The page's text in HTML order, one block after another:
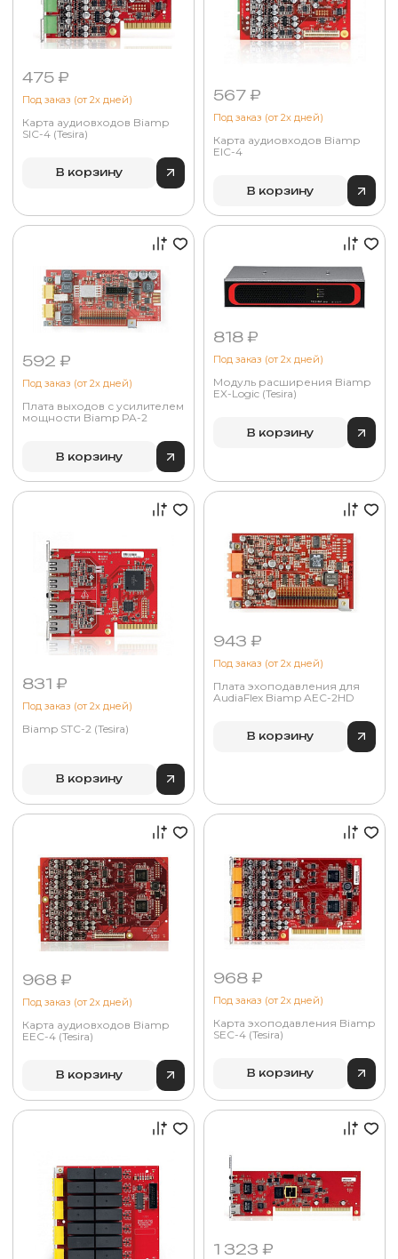
475 ₽
Под заказ (от 2х дней)
Карта аудиовходов Biamp
SIC-4 (Tesira)
В корзину
567 ₽
Под заказ (от 2х дней)
Карта аудиовходов Biamp
EIC-4
В корзину
592 ₽
Под заказ (от 2х дней)
Плата выходов с усилителем
мощности Biamp PA-2
В корзину
818 ₽
Под заказ (от 2х дней)
Модуль расширения Biamp
EX-Logic (Tesira)
В корзину
831 ₽
Под заказ (от 2х дней)
Biamp STC-2 (Tesira)
В корзину
943 ₽
Под заказ (от 2х дней)
Плата эхоподавления для
AudiaFlex Biamp AEC-2HD
В корзину
968 ₽
Под заказ (от 2х дней)
Карта аудиовходов Biamp
EEC-4 (Tesira)
В корзину
968 ₽
Под заказ (от 2х дней)
Карта эхоподавления Biamp
SEC-4 (Tesira)
В корзину
1 323 ₽